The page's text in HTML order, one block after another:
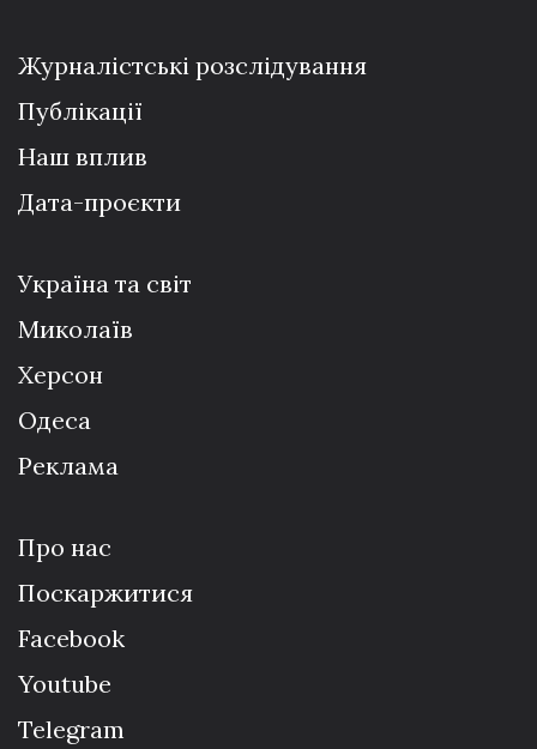
Журналістські розслідування
Публікації
Наш вплив
Дата-проєкти
Україна та світ
Миколаїв
Херсон
Одеса
Реклама
Про нас
Поскаржитися
Facebook
Youtube
Telegram